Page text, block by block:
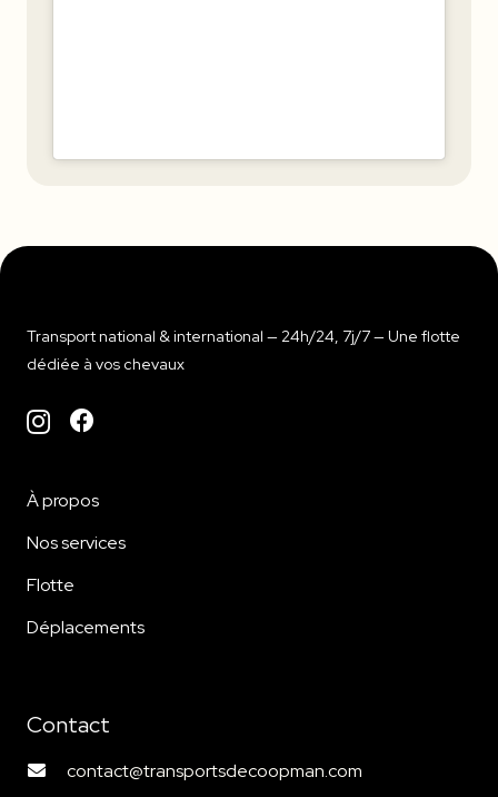
Transport national & international — 24h/24, 7j/7 — Une flotte
dédiée à vos chevaux
À propos
Nos services
Flotte
Déplacements
Contact
contact@transportsdecoopman.com